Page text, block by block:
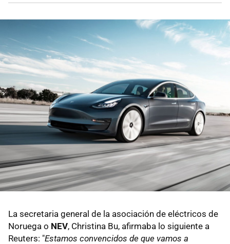
La secretaria general de la asociación de eléctricos de
Noruega o NEV, Christina Bu, afirmaba lo siguiente a
Reuters: "Estamos convencidos de que vamos a